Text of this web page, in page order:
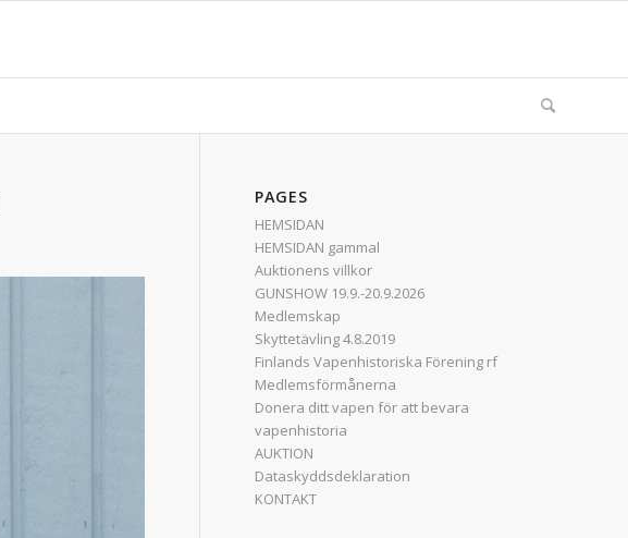
PAGES
HEMSIDAN
HEMSIDAN gammal
Auktionens villkor
GUNSHOW 19.9.-20.9.2026
Medlemskap
Skyttetävling 4.8.2019
Finlands Vapenhistoriska Förening rf
Medlemsförmånerna
Donera ditt vapen för att bevara
vapenhistoria
AUKTION
Dataskyddsdeklaration
KONTAKT